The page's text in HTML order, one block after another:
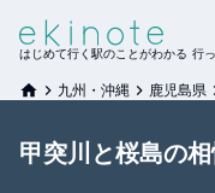
はじめて行く駅のことがわかる 行
九州・沖縄 鹿児島県
甲突川と桜島の